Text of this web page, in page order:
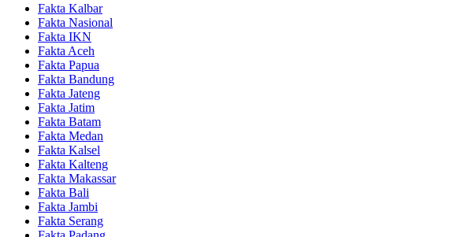
Fakta Kalbar
Fakta Nasional
Fakta IKN
Fakta Aceh
Fakta Papua
Fakta Bandung
Fakta Jateng
Fakta Jatim
Fakta Batam
Fakta Medan
Fakta Kalsel
Fakta Kalteng
Fakta Makassar
Fakta Bali
Fakta Jambi
Fakta Serang